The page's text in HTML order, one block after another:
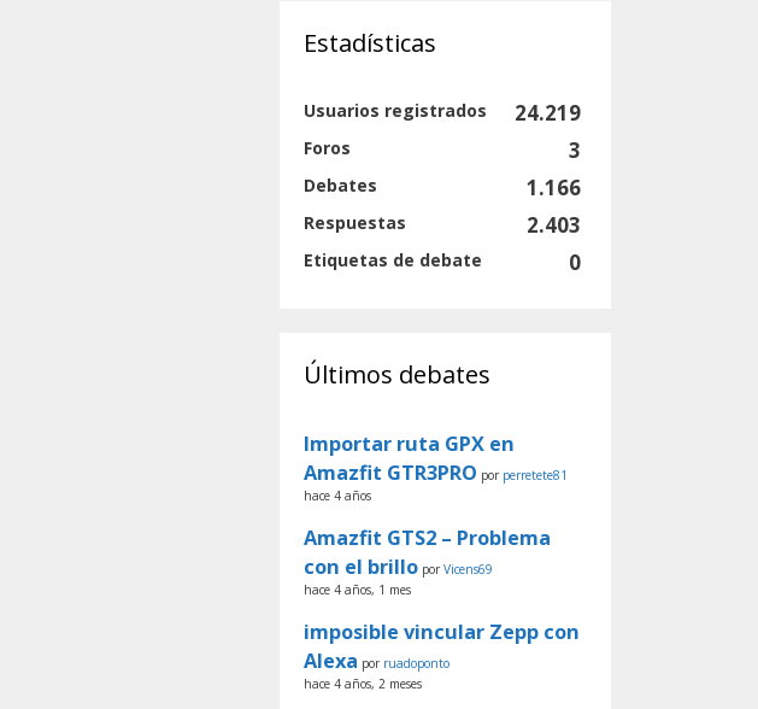
Estadísticas
Usuarios registrados 24.219
Foros 3
Debates 1.166
Respuestas 2.403
Etiquetas de debate 0
Últimos debates
Importar ruta GPX en
Amazfit GTR3PRO por perretete81
hace 4 años
Amazfit GTS2 – Problema
con el brillo porVicens69
hace 4 años, 1 mes
imposible vincular Zepp con
Alexa por ruadoponto
hace 4 años, 2 meses